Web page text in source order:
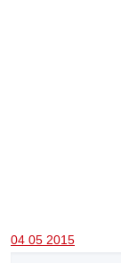
04 05 2015